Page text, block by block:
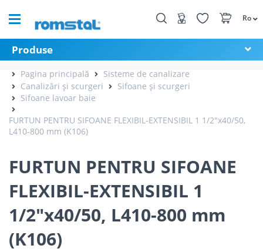
Ro
Produse
Pagina principală
Sisteme de canalizare
Canalizări și scurgeri
Sifoane și scurgeri
Sifoane lavoar baie
FURTUN PENTRU SIFOANE FLEXIBIL-EXTENSIBIL 1 1/2"x40/50,
L410-800 mm (K106)
FURTUN PENTRU SIFOANE
FLEXIBIL-EXTENSIBIL 1
1/2"x40/50, L410-800 mm
(K106)